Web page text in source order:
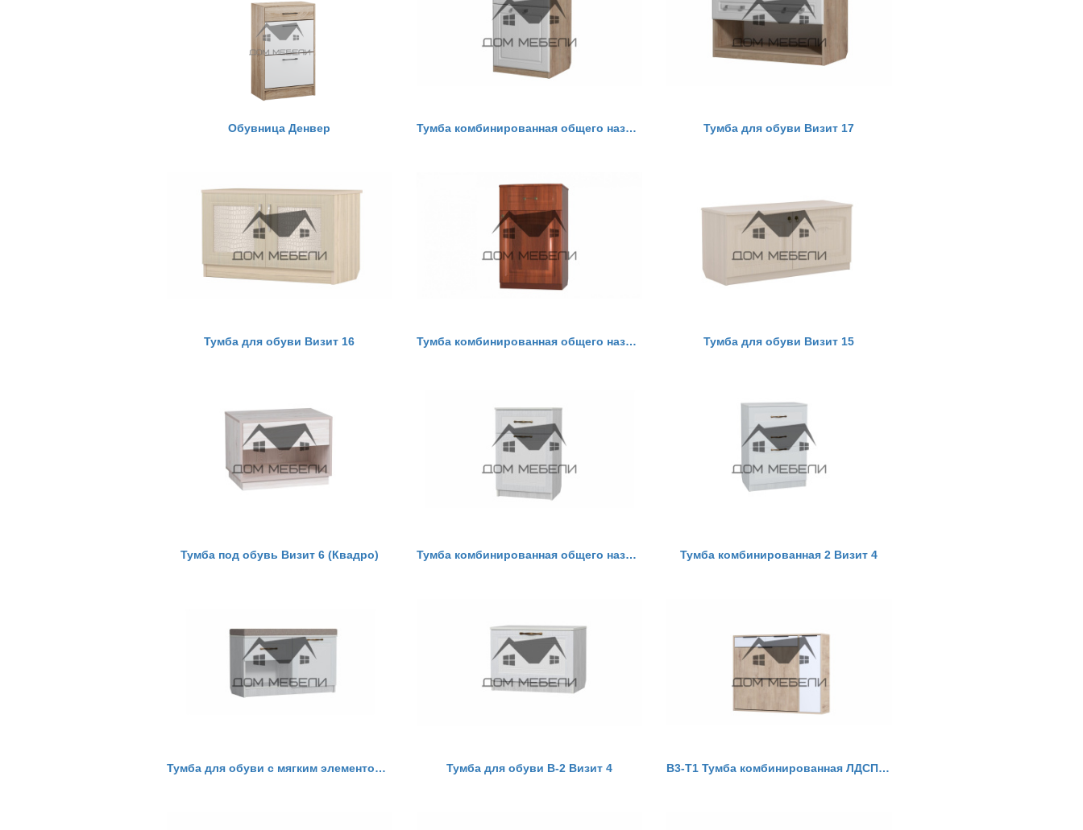
Обувница Денвер Тумба комбинированная общего назначения Визит 17 Тумба для обуви Визит 17
Тумба для обуви Визит 16 Тумба комбинированная общего назначения Визит 15 Тумба для обуви Визит 15
Тумба под обувь Визит 6 (Квадро) Тумба комбинированная общего назначения Визит 4 Тумба комбинированная 2 Визит 4
Тумба для обуви с мягким элементом Визит 4 Тумба для обуви В-2 Визит 4 В3-Т1 Тумба комбинированная ЛДСП Визит 3